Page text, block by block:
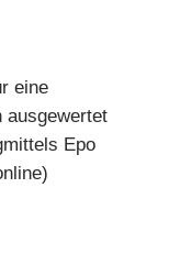
eine
ausgewertet
Epo